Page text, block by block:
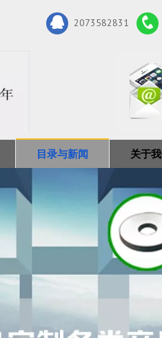
2073582831
目录与新闻 关于